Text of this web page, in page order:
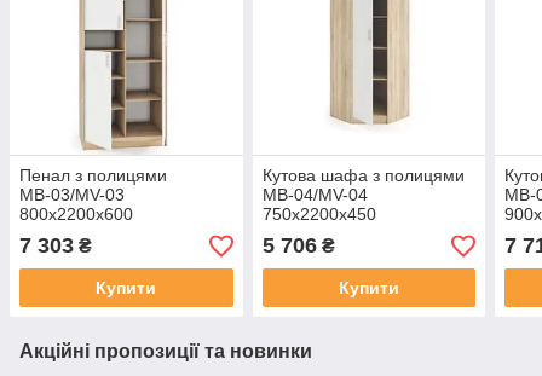
Пенал з полицями
МВ-03/MV-03
800х2200х600
7 303 ₴
Купити
Кутова шафа з полицями
МВ-04/MV-04
750х2200х450
5 706₴
Купити
МВ-
7
Акційні пропозиції та новинки